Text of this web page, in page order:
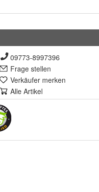
09773-8997396
Frage stellen
Verkäufer merken
Alle Artikel